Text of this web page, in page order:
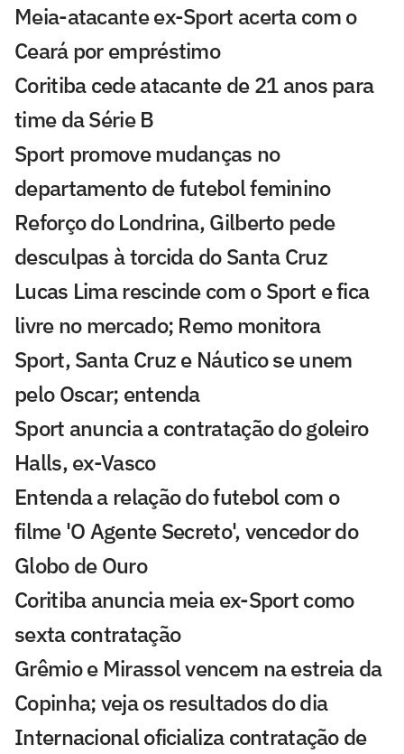
Meia-atacante ex-Sport acerta com o
Ceará por empréstimo
Coritiba cede atacante de 21 anos para
time da Série B
Sport promove mudanças no
departamento de futebol feminino
Reforço do Londrina, Gilberto pede
desculpas à torcida do Santa Cruz
Lucas Lima rescinde com o Sport e fica
livre no mercado; Remo monitora
Sport, Santa Cruz e Náutico se unem
pelo Oscar; entenda
Sport anuncia a contratação do goleiro
Halls, ex-Vasco
Entenda a relação do futebol com o
filme 'O Agente Secreto', vencedor do
Globo de Ouro
Coritiba anuncia meia ex-Sport como
sexta contratação
Grêmio e Mirassol vencem na estreia da
Copinha; veja os resultados do dia
Internacional oficializa contratação de